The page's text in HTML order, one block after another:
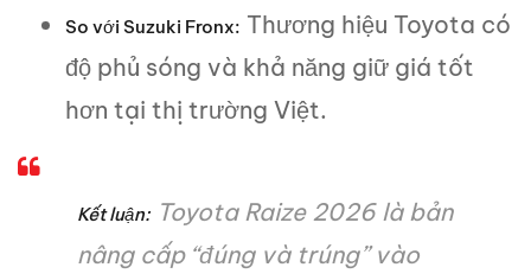
So với Suzuki Fronx: Thương hiệu Toyota có
độ phủ sóng và khả năng giữ giá tốt
hơn tại thị trường Việt.
Kết luận: Toyota Raize 2026 là bản
nâng cấp “đúng và trúng” vào